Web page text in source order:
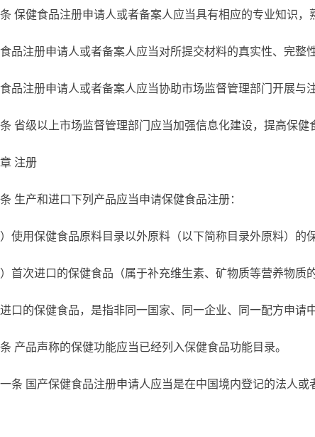
条 保健食品注册申请人或者备案人应当具有相应的专业知识，
品注册申请人或者备案人应当对所提交材料的真实性、完整
品注册申请人或者备案人应当协助市场监督管理部门开展与
条 省级以上市场监督管理部门应当加强信息化建设，提高保
注册
条 生产和进口下列产品应当申请保健食品注册：
）使用保健食品原料目录以外原料（以下简称目录外原料）的
）首次进口的保健食品（属于补充维生素、矿物质等营养物质
口的保健食品，是指非同一国家、同一企业、同一配方申请
条 产品声称的保健功能应当已经列入保健食品功能目录。
条 国产保健食品注册申请人应当是在中国境内登记的法人